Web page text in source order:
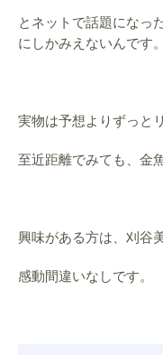
とネットで話題になっ
にしかみえないんです。
実物は予想よりずっと
至近距離でみても、金
興味がある方は、刈谷
感動間違いなしです。